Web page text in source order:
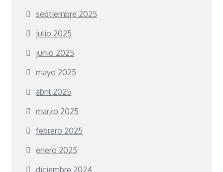
septiembre 2025
julio 2025
junio 2025
mayo 2025
abril 2025
marzo 2025
febrero 2025
enero 2025
diciembre 2024